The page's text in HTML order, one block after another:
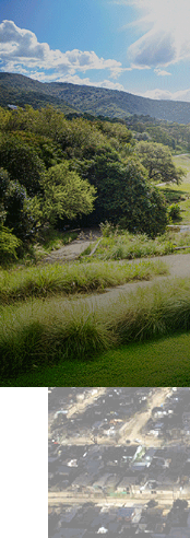
los espacios